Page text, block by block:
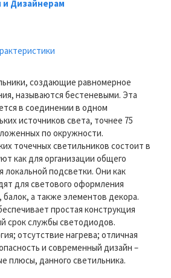
и Дизайнерам
создающие равномерное
называются бестеневыми. Эта
в соединении в одном
источников света, точнее 75
по окружности.
точечных светильников состоит в
как для организации общего
локальной подсветки. Они как
для светового оформления
а также элементов декора.
простая конструкция
срок службы светодиодов.
отсутствие нагрева; отличная
и современный дизайн –
плюсы, данного светильника.